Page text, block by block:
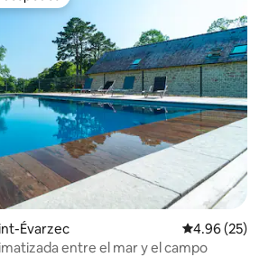
preferido
Évarzec Calificación
4.96 (25)
entre el mar y el campo